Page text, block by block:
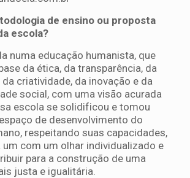
de ensino ou proposta
escola?
numa educação humanista, que
da ética, da transparência, da
criatividade, da inovação e da
social, com uma visão acurada
escola se solidificou e tomou
de desenvolvimento do
respeitando suas capacidades,
um com um olhar individualizado e
para a construção de uma
justa e igualitária.